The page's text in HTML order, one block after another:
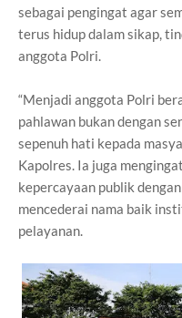
sebagai pengingat agar
terus hidup dalam sikap,
anggota Polri.
“Menjadi anggota Polri
pahlawan bukan dengan
sepenuh hati kepada
Kapolres. Ia juga
kepercayaan publik
mencederai nama baik
pelayanan.